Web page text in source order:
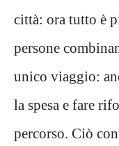
città: ora tutto è
persone
unico viaggio:
la spesa e fare
percorso. Ciò